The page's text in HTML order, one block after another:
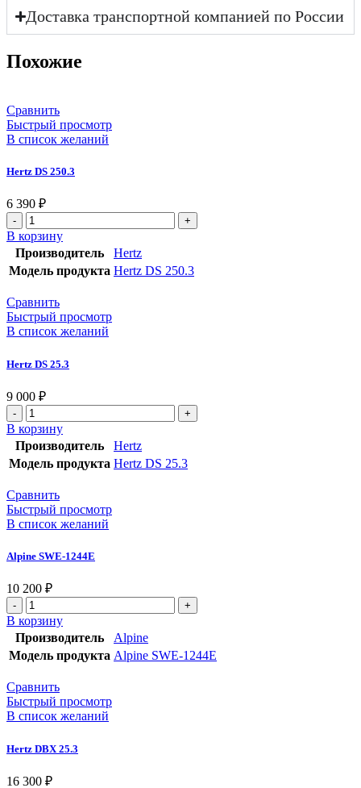
Доставка транспортной компанией по России
Похожие
Сравнить
Быстрый просмотр
В список желаний
Hertz DS 250.3
6 390 ₽
Количество
товара
Hertz
DS
250.3
В корзину
Производитель
Hertz
Модель продукта Hertz DS 250.3
Сравнить
Быстрый просмотр
В список желаний
Hertz DS 25.3
9 000 ₽
Количество
товара
Hertz
DS
25.3
В корзину
Производитель
Hertz
Модель продукта Hertz DS 25.3
Сравнить
Быстрый просмотр
В список желаний
Alpine SWE-1244E
10 200 ₽
Количество
товара
Alpine
SWE-
1244E
В корзину
Производитель
Alpine
Модель продукта Alpine SWE-1244E
Сравнить
Быстрый просмотр
В список желаний
Hertz DBX 25.3
16 300 ₽